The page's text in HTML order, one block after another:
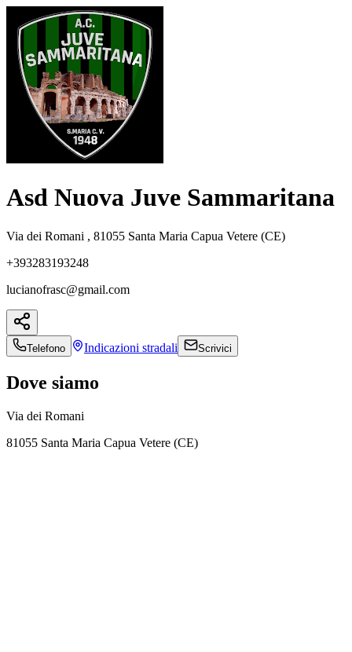
Asd Nuova Juve Sammaritana
Via dei Romani , 81055 Santa Maria Capua Vetere (CE)
+393283193248
lucianofrasc@gmail.com
Telefono Indicazioni stradali Scrivici
Dove siamo
Via dei Romani
81055 Santa Maria Capua Vetere (CE)